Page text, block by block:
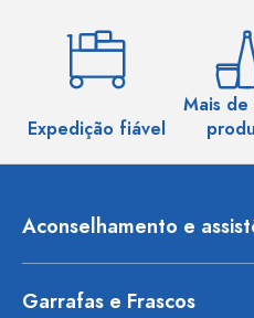
Expedição fiável
Mais
Aconselhamento e
Garrafas e Frascos